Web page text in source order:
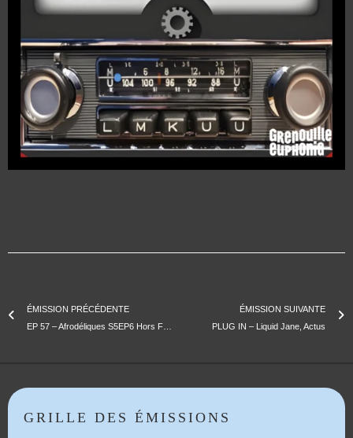
ÉMISSION PRÉCÉDENTE
ÉMISSION SUIVANTE
PLUG IN – Liquid Jane, Actus
GRILLE DES ÉMISSIONS